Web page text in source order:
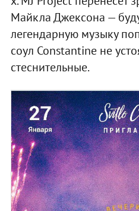
Майкла Джексона —
легендарную музыку
соул Constantine не
стеснительные.